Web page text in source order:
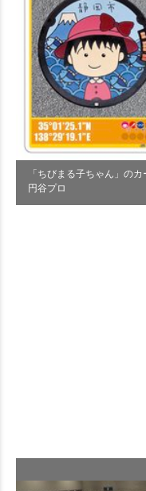
「ちびまる子ちゃん」の
円谷プロ